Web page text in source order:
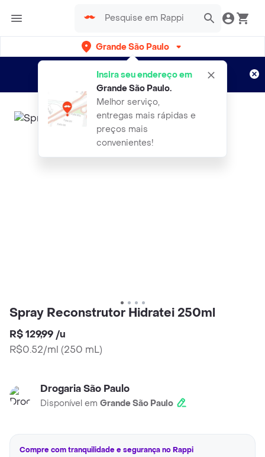
Grande São Paulo
Insira seu endereço em
Grande São Paulo.
Melhor serviço,
entregas mais rápidas e
preços mais
convenientes!
Entregas grátis por 15 dias!
Aplicam T&C
Spray Reconstrutor Hidratei 250ml
R$ 129,99 /u
R$0.52/ml (250 mL)
Drogaria São Paulo
Disponível em Grande São Paulo
Compre com tranquilidade e segurança no Rappi